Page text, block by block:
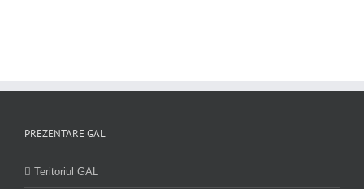
PREZENTARE GAL
Teritoriul GAL